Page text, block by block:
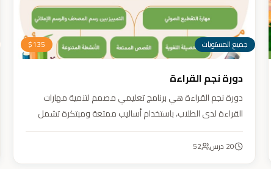
جميع المستويات $135
دورة نجم القراءة
دورة نجم القراءة هي برنامج تعليمي مصمم لتنمية مهارات
القراءة لدى الطلاب، باستخدام أساليب ممتعة ومبتكرة تشمل
والمسابقات والمحادثات. يهدف البرنامج إلى تعزيز قدرات الطلاب
20 درس 52